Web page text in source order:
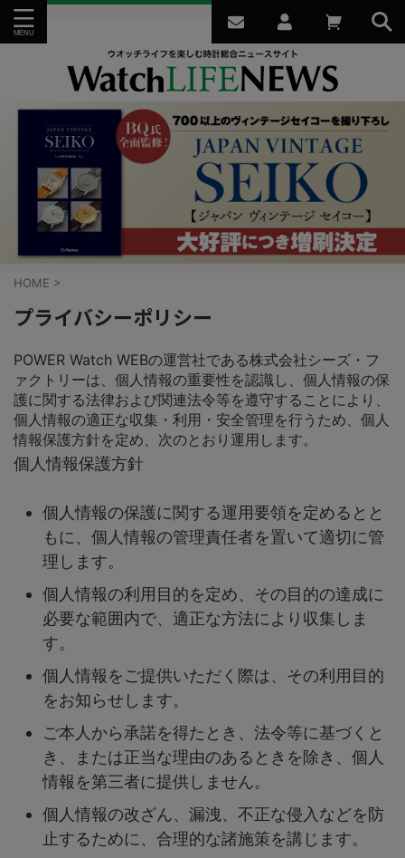
HOME >
プライバシーポリシー
POWER Watch WEBの運営社である株式会社シーズ・フ
ァクトリーは、個人情報の重要性を認識し、個人情報の保
護に関する法律および関連法令等を遵守することにより、
個人情報の適正な収集・利用・安全管理を行うため、個人
情報保護方針を定め、次のとおり運用します。
個人情報保護方針
個人情報の保護に関する運用要領を定めるとと
もに、個人情報の管理責任者を置いて適切に管
理します。
個人情報の利用目的を定め、その目的の達成に
必要な範囲内で、適正な方法により収集しま
す。
個人情報をご提供いただく際は、その利用目的
をお知らせします。
ご本人から承諾を得たとき、法令等に基づくと
き、または正当な理由のあるときを除き、個人
情報を第三者に提供しません。
個人情報の改ざん、漏洩、不正な侵入などを防
止するために、合理的な諸施策を講じます。